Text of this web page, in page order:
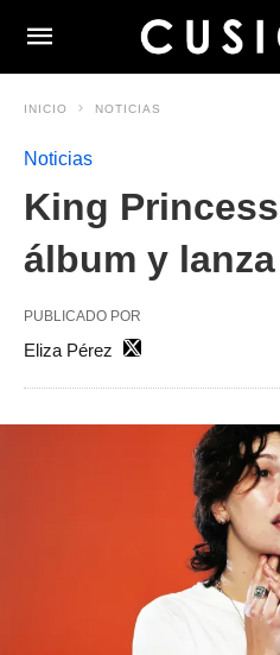
INICIO NOTICIAS
Noticias
King
álbum y lanza
PUBLICADO POR
Eliza Pérez